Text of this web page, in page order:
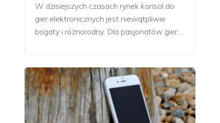
W dzisiejszych czasach rynek konsol do
gier elektronicznych jest niewątpliwie
bogaty i różnorodny. Dla pasjonatów gier…